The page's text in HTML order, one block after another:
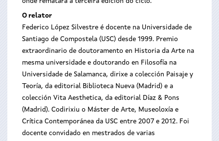
O relator
Federico López Silvestre é docente na Universidade de
Santiago de Compostela (USC) desde 1999. Premio
extraordinario de doutoramento en Historia da Arte na
mesma universidade e doutorando en Filosofía na
Universidade de Salamanca, dirixe a colección Paisaje y
Teoría, da editorial Biblioteca Nueva (Madrid) e a
colección Vita Aesthetica, da editorial Díaz & Pons
(Madrid). Codirixiu o Máster de Arte, Museoloxía e
Crítica Contemporánea da USC entre 2007 e 2012. Foi
docente convidado en mestrados de varias